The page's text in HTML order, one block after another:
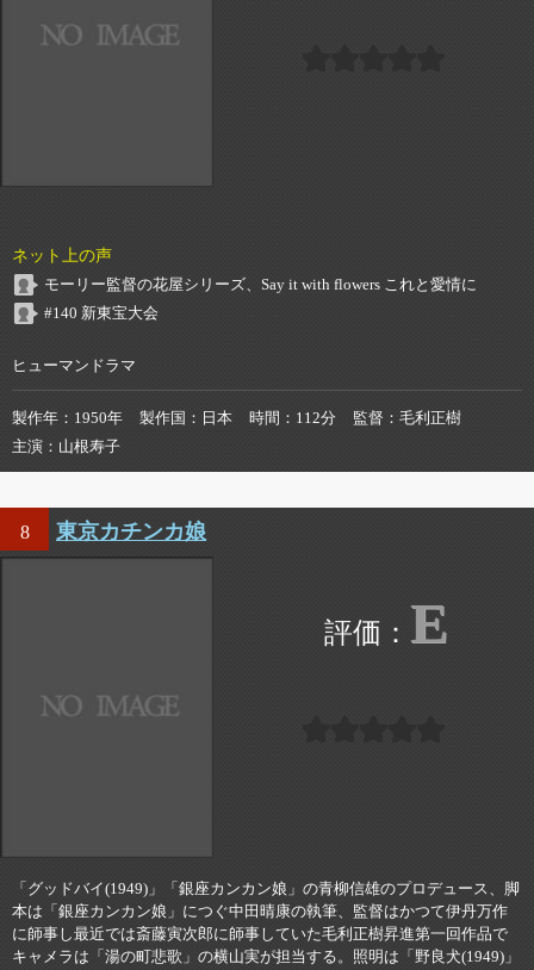
ネット上の声
モーリー監督の花屋シリーズ、Say it with flowers これと愛情に
#140 新東宝大会
ヒューマンドラマ
製作年 1950年 製作国 日本 時間 112分 監督
毛利正樹
主演
山根寿子
8 東京カチンカ娘
E
「グッドバイ(1949)」「銀座カンカン娘」の青柳信雄のプロデュース、脚
本は「銀座カンカン娘」につぐ中田晴康の執筆、監督はかつて伊丹万作
に師事し最近では斎藤寅次郎に師事していた毛利正樹昇進第一回作品で
キャメラは「湯の町悲歌」の横山実が担当する。照明は「野良犬(1949)」